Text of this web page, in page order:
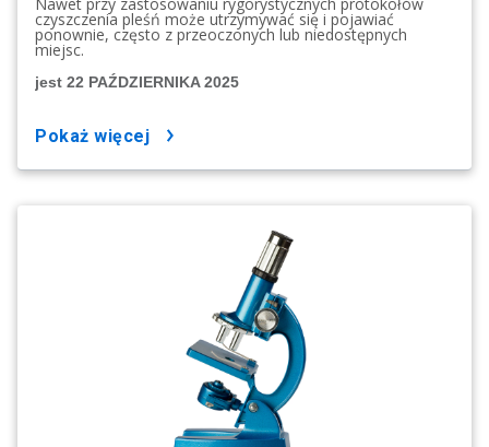
Nawet przy zastosowaniu rygorystycznych protokołów
czyszczenia pleśń może utrzymywać się i pojawiać
ponownie, często z przeoczonych lub niedostępnych
miejsc.
jest 22 PAŹDZIERNIKA 2025
pokaż więcej